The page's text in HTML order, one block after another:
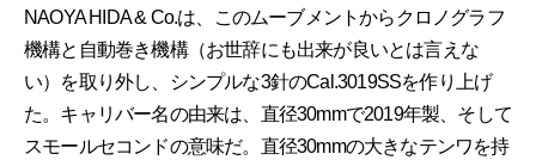
NAOYA HIDA & Co.は、このムーブメントからクロノグラフ
機構と自動巻き機構（お世辞にも出来が良いとは言えな
い）を取り外し、シンプルな3針のCal.3019SSを作り上げ
た。キャリバー名の由来は、直径30mmで2019年製、そして
スモールセコンドの意味だ。直径30mmの大きなテンワを持